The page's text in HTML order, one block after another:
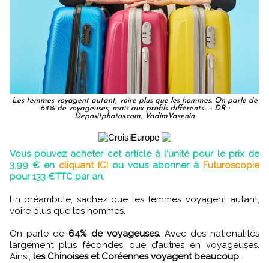
Les femmes voyagent autant, voire plus que les hommes. On parle de
64% de voyageuses, mais aux profils différents... - DR :
Depositphotos.com, VadimVasenin
Vous pouvez acheter cet article à l'unité pour le prix de
3,99 € en cliquant ICI ou vous abonner à Futuroscopie
pour 133 €TTC par an.
En préambule, sachez que les femmes voyagent autant,
voire plus que les hommes.
On parle de 64% de voyageuses. Avec des nationalités
largement plus fécondes que d’autres en voyageuses.
Ainsi, les Chinoises et Coréennes voyagent beaucoup…